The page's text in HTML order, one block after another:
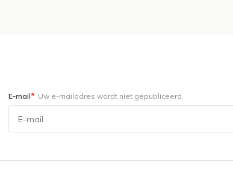
E-mail* Uw e-mailadres wordt niet gepubliceerd.